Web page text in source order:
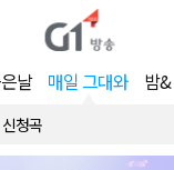
날 매일 그대와 밤&
신청곡